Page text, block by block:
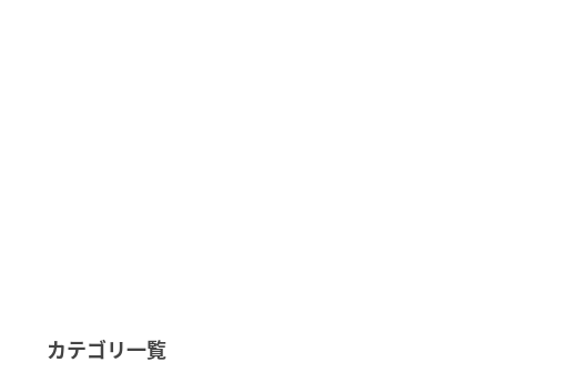
カテゴリ一覧